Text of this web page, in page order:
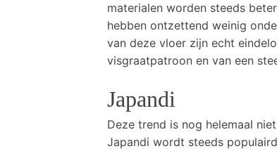
materialen worden steeds
hebben ontzettend weinig
van deze vloer zijn echt
visgraatpatroon en van een
Japandi
Deze trend is nog helemaal
Japandi wordt steeds